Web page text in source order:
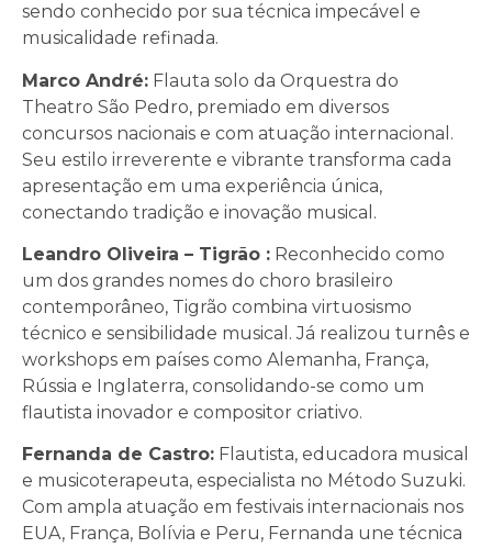
sendo conhecido por sua técnica impecável e
musicalidade refinada.
Marco André: Flauta solo da Orquestra do
Theatro São Pedro, premiado em diversos
concursos nacionais e com atuação internacional.
Seu estilo irreverente e vibrante transforma cada
apresentação em uma experiência única,
conectando tradição e inovação musical.
Leandro Oliveira – Tigrão : Reconhecido como
um dos grandes nomes do choro brasileiro
contemporâneo, Tigrão combina virtuosismo
técnico e sensibilidade musical. Já realizou turnês e
workshops em países como Alemanha, França,
Rússia e Inglaterra, consolidando-se como um
flautista inovador e compositor criativo.
Fernanda de Castro: Flautista, educadora musical
e musicoterapeuta, especialista no Método Suzuki.
Com ampla atuação em festivais internacionais nos
EUA, França, Bolívia e Peru, Fernanda une técnica